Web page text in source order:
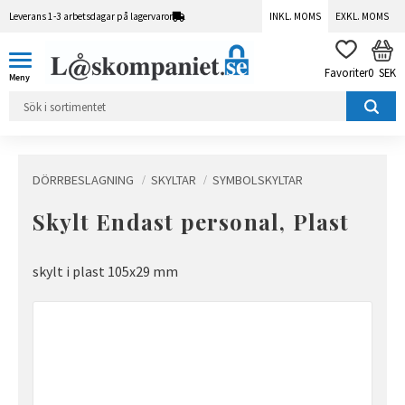
Leverans 1-3 arbetsdagar på lagervaror INKL. MOMS EXKL. MOMS
FAVORITER
0 SEK
DÖRRBESLAGNING SKYLTAR SYMBOLSKYLTAR
Skylt Endast personal, Plast
skylt i plast 105x29 mm